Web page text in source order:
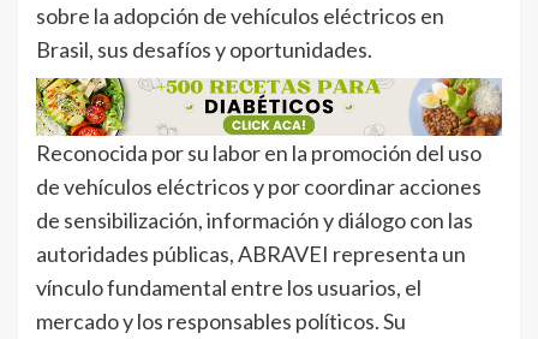
sobre la adopción de vehículos eléctricos en
Brasil, sus desafíos y oportunidades.
Reconocida por su labor en la promoción del uso
de vehículos eléctricos y por coordinar acciones
de sensibilización, información y diálogo con las
autoridades públicas, ABRAVEI representa un
vínculo fundamental entre los usuarios, el
mercado y los responsables políticos. Su